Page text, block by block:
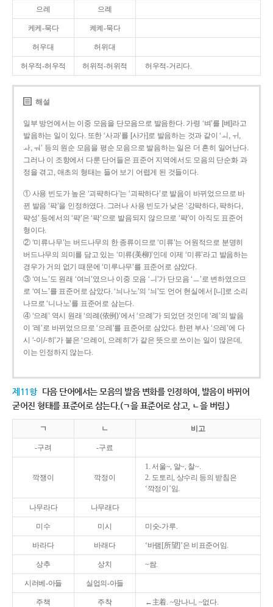
으레 으례
케케-묵다 켸켸-묵다
허우대 허위대
허우적-허우적 허위적-허위적 허우적-거리다.
해설
일부 방언에서는 이중 모음을 단모음으로 발음한다. 가령 ‘벼’를 [베]라고
발음하는 일이 있다. 또한 ‘사과’를 [사가]로 발음하는 것과 같이 ‘ㅚ, ㅟ,
ㅘ, ㅝ’ 등의 원순 모음을 평순 모음으로 발음하는 일은 더 흔히 일어난다.
그러나 이 조항에서 다룬 단어들은 표준어 지역에서도 모음의 단순화 과
정을 겪고, 애초의 형태는 들어 보기 어렵게 된 것들이다.
① 사용 빈도가 높은 ‘괴퍅하다’는 ‘괴팍하다’로 발음이 바뀌었으므로 바
뀐 발음 ‘팍’을 인정하였다. 그러나 사용 빈도가 낮은 ‘강퍅하다, 퍅하다,
퍅성’ 등에서의 ‘퍅’은 ‘팍’으로 발음되지 않으므로 ‘퍅’이 아직도 표준어
형이다.
② ‘미류나무’는 버드나무의 한 종류이므로 ‘미류’는 어원적으로 분명히
버드나무의 의미를 담고 있는 ‘미류(美柳)’인데 이제 ‘미류’라고 발음하는
경우가 거의 없기 때문에 ‘미루나무’를 표준어로 삼았다.
③ ‘여느’도 원래 ‘여늬’였으나 이중 모음 ‘ㅢ’가 단모음 ‘ㅡ’로 변하였으므
로 ‘여느’를 표준어로 삼았다. ‘늬나노’의 ‘늬’도 언어 현실에서 [니]로 소리
나므로 ‘니나노’를 표준어로 삼는다.
④ ‘으례’ 역시 원래 ‘의례(依例)’에서 ‘으례’가 되었던 것인데 ‘례’의 발음
이 ‘레’로 바뀌었으므로 ‘으레’를 표준어로 삼았다. 한편 부사 ‘으레’에 다
시 ‘-이/-히’가 붙은 ‘으레이, 으레히’가 같은 뜻으로 쓰이는 일이 많은데,
이는 인정하지 않는다.
제11항 다음 단어에서는 모음의 발음 변화를 인정하여, 발음이 바뀌어
굳어진 형태를 표준어로 삼는다.(ㄱ을 표준어로 삼고, ㄴ을 버림.)
ㄱ ㄴ 비고
-구려 -구료
깍쟁이 깍정이
1. 서울~, 알~, 찰~.
2. 도토리, 상수리 등의 받침은
‘깍정이’임.
나무라다 나무래다
미수 미시 미숫-가루.
바라다 바래다 ‘바램[所望]’은 비표준어임.
상추 상치 ~쌈.
시러베-아들 실업의-아들
주책 주착 ←主着. ~망나니, ~없다.